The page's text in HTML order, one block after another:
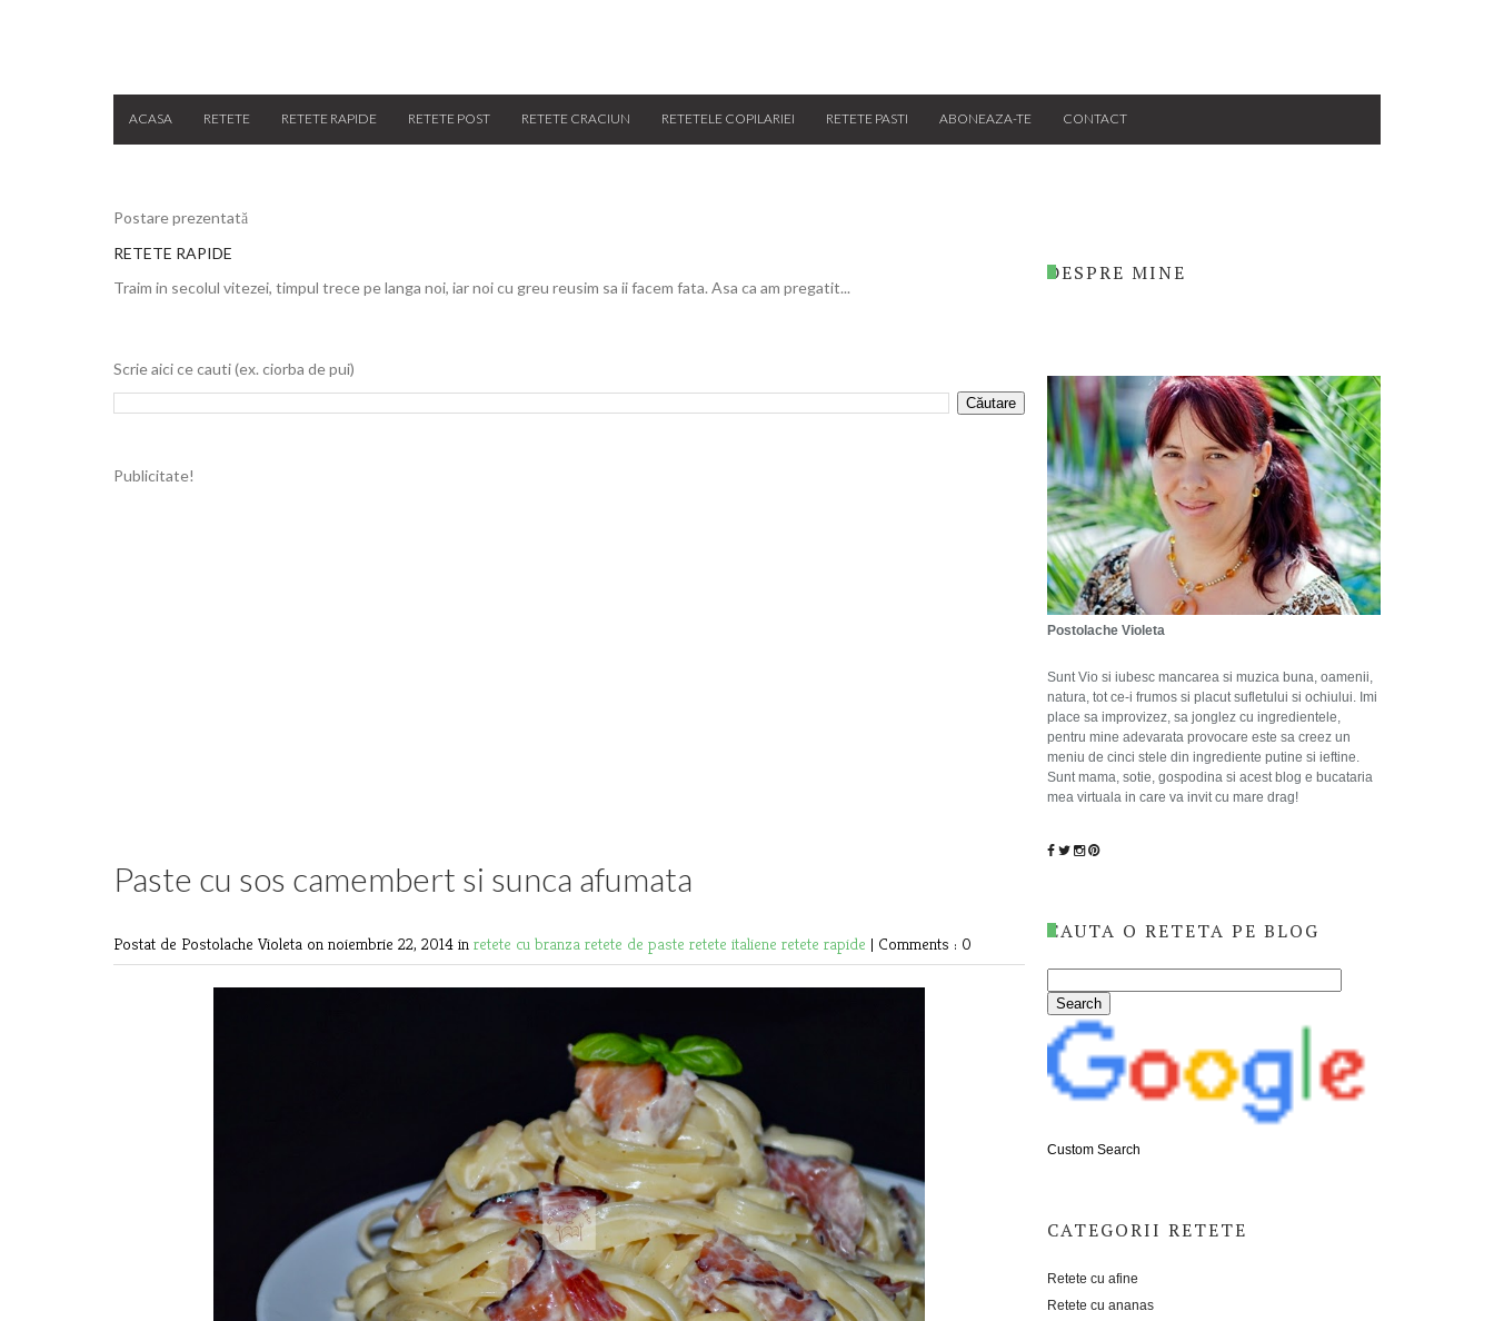
ACASA RETETE RETETE RAPIDE RETETE POST RETETE CRACIUN RETETELE COPILARIEI RETETE PASTI ABONEAZA-TE CONTACT
Postare prezentată
RETETE RAPIDE
Traim in secolul vitezei, timpul trece pe langa noi, iar noi cu greu reusim sa ii facem fata. Asa ca am pregatit...
Scrie aici ce cauti (ex. ciorba de pui)
Publicitate!
Paste cu sos camembert si sunca afumata
Postat de Postolache Violeta on noiembrie 22, 2014 in retete cu branza retete de paste retete italiene retete rapide | Comments : 0
DESPRE MINE
Postolache Violeta
Sunt Vio si iubesc mancarea si muzica buna, oamenii,
natura, tot ce-i frumos si placut sufletului si ochiului. Imi
place sa improvizez, sa jonglez cu ingredientele,
pentru mine adevarata provocare este sa creez un
meniu de cinci stele din ingrediente putine si ieftine.
Sunt mama, sotie, gospodina si acest blog e bucataria
mea virtuala in care va invit cu mare drag!
CAUTA O RETETA PE BLOG
Custom Search
CATEGORII RETETE
Retete cu afine
Retete cu ananas